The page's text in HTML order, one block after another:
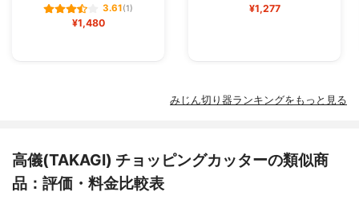
3.61(1)
¥1,480
¥1,277
みじん切り器ランキングをもっと見る
高儀(TAKAGI) チョッピングカッターの類似商
品：評価・料金比較表